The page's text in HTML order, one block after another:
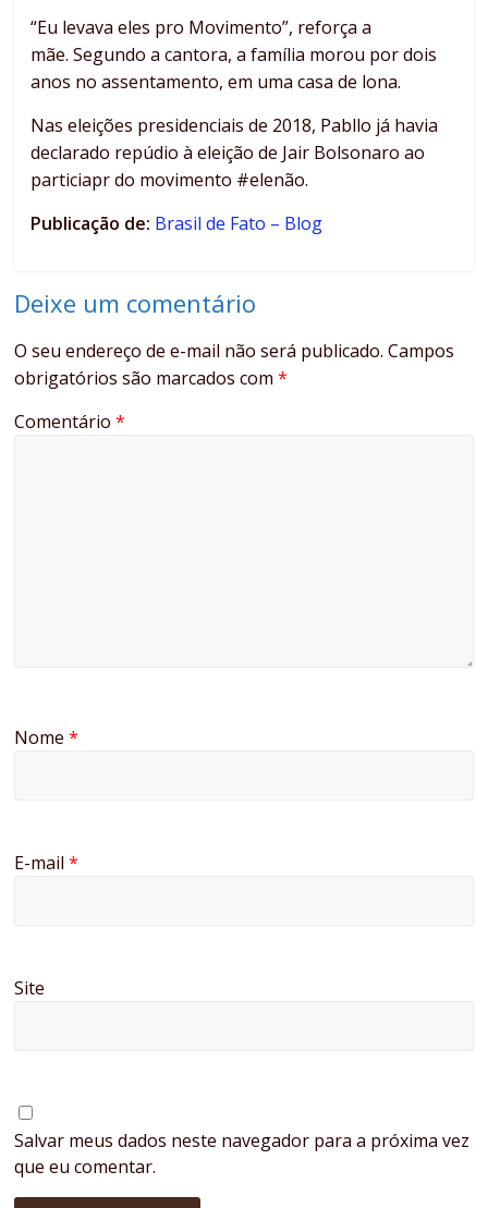
“Eu levava eles pro Movimento”, reforça a
mãe. Segundo a cantora, a família morou por dois
anos no assentamento, em uma casa de lona.
Nas eleições presidenciais de 2018, Pabllo já havia
declarado repúdio à eleição de Jair Bolsonaro ao
particiapr do movimento #elenão.
Publicação de: Brasil de Fato – Blog
Deixe um comentário
O seu endereço de e-mail não será publicado. Campos
obrigatórios são marcados com*
Comentário*
Nome*
E-mail*
Site
Salvar meus dados neste navegador para a próxima vez
que eu comentar.